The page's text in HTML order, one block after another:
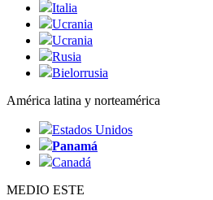
Italia
Ucrania
Ucrania
Rusia
Bielorrusia
América latina y norteamérica
Estados Unidos
Panamá
Canadá
MEDIO ESTE